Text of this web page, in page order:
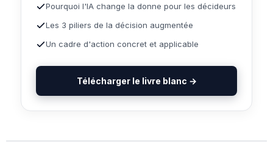
Pourquoi l'IA change la donne pour les décideurs
Les 3 piliers de la décision augmentée
Un cadre d'action concret et applicable
Télécharger le livre blanc →